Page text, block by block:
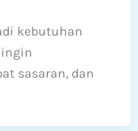
kebutuhan
sasaran, dan